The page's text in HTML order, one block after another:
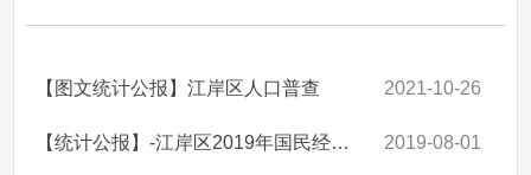
【图文统计公报】江岸区人口普查 2021-10-26
【统计公报】-江岸区2019年国民经济和社会发展统计公报 2019-08-01